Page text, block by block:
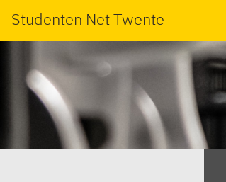
Studenten Net Twente